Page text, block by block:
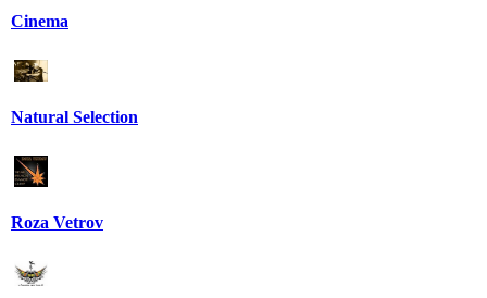
Cinema
Natural Selection
Roza Vetrov